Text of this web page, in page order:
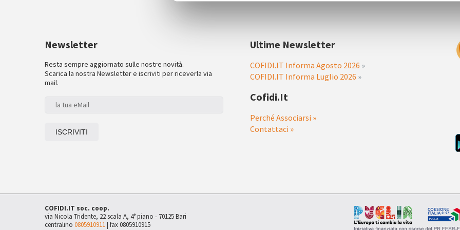
Newsletter
Resta sempre aggiornato sulle nostre novità.
Scarica la nostra Newsletter e iscriviti per riceverla via
mail.
Ultime Newsletter
COFIDI.IT Informa Agosto 2026 »
COFIDI.IT Informa Luglio 2026 »
Cofidi.it
Perché Associarsi »
Contattaci »
COFIDI.IT soc. coop.
via Nicola Tridente, 22 scala A, 4° piano - 70125 Bari
centralino 0805910911| fax 0805910915